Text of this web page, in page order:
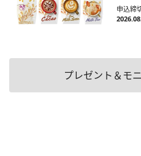
申込締
プレゼント＆モ